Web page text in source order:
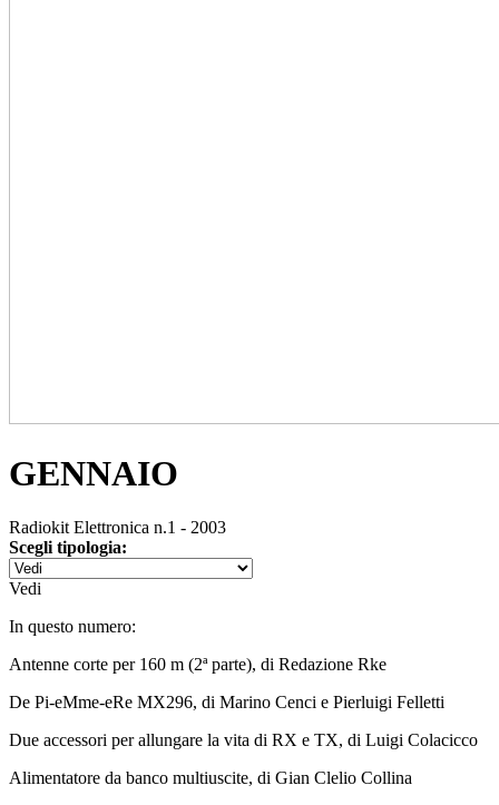
GENNAIO
Radiokit Elettronica n.1 - 2003
Scegli tipologia:
Vedi
In questo numero:
Antenne corte per 160 m (2ª parte), di Redazione Rke
De Pi-eMme-eRe MX296, di Marino Cenci e Pierluigi Felletti
Due accessori per allungare la vita di RX e TX, di Luigi Colacicco
Alimentatore da banco multiuscite, di Gian Clelio Collina